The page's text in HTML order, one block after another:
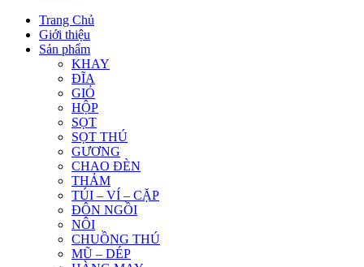
Trang Chủ
Giới thiệu
Sản phẩm
KHAY
ĐĨA
GIỎ
HỘP
SỌT
SỌT THÚ
GƯƠNG
CHAO ĐÈN
THẢM
TÚI – VÍ – CẶP
ĐÔN NGỒI
NÔI
CHUỒNG THÚ
MŨ – DÉP